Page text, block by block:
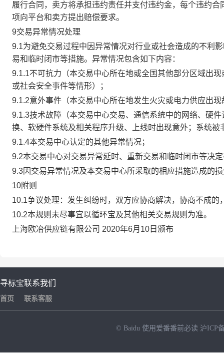
履行合同，卖方将承担违约责任并支付违约金，每个违约
项向平台和卖方提出赔偿要求。
9交易异常情况处理
9.1为避免交易过程中因异常情况对行业或社会造成的不利
易和临时闭市等措施。异常情况包含如下内容：
9.1.1不可抗力（本交易中心所在地或全国其他部分区域出
或社会安全事件等情形）；
9.1.2意外事件（本交易中心所在地发生火灾或电力供应出
9.1.3技术故障（本交易中心交易、通信系统中的网络、硬
换、软硬件系统及相关程序升级、上线时出现意外；系统
9.1.4本交易中心认定的其他异常情况；
9.2本交易中心对交易异常延时、重新交易和临时闭市等决
9.3因交易异常情况及本交易中心所采取的相应措施造成的
10附则
10.1争议处理：发生纠纷时，双方应协商解决，协商不成
10.2本规则未尽事宜以循环宝及其他相关交易规则为准。
上海欧冶供应链有限公司 2020年6月10日颁布
寻标宝
首页
联系我们
联系客服
© Baidu 使用爱番番前必读 沪ICP